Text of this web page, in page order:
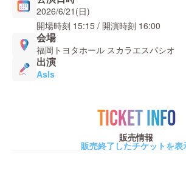
2026/6/21(日)
開場時刻 15:15 / 開演時刻 16:00
会場
福岡トヨタホール スカラエスパシオ
出演
AsIs
TICKET INFO
販売情報
販売終了したチケットを表